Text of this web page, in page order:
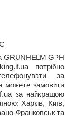
GRUNHELM GPH
потрібно
за
можете замовити
за найкращою
Харків, Київ,
Франковськ та